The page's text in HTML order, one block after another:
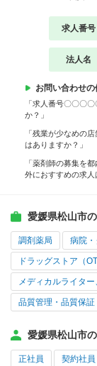
求人番号
法人名
お問い合わせの
「求人番号〇〇〇
か？」
「残業が少なめの
はありますか？」
「薬剤師の募集を
外におすすめの求人
愛媛県松山市
調剤薬局 病院・
ドラッグストア（
メディカルライタ
品質管理・品質保
愛媛県松山市
正社員 契約社